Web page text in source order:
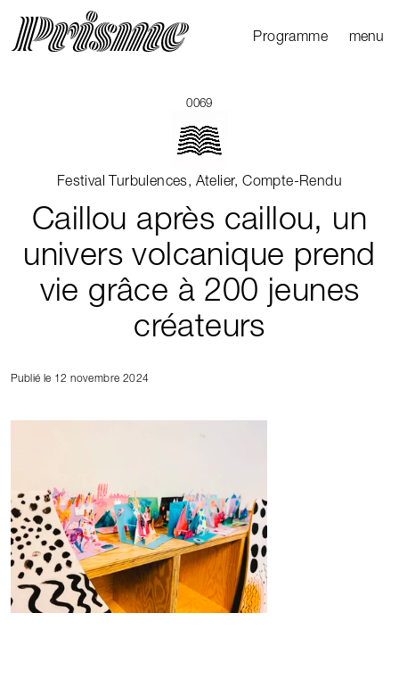
Programme
externes
Ouvrir
Fermer
menu
0069
Festival Turbulences, Atelier, Compte-Rendu
Caillou après caillou, un
univers volcanique prend
vie grâce à 200 jeunes
créateurs
Publié le 12 novembre 2024